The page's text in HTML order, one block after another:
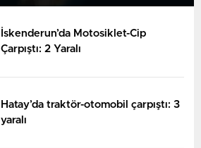
İskenderun’da Motosiklet-Cip
Çarpıştı: 2 Yaralı
Hatay’da traktör-otomobil çarpıştı: 3
yaralı